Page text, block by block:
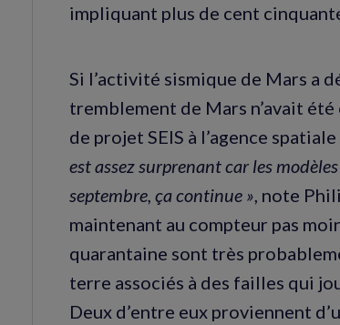
impliquant plus de cent
Si l’activité sismique de Mars a
tremblement de Mars n’avait
de projet SEIS à l’agence
est assez surprenant car les
septembre, ça continue » , note
maintenant au compteur pas
quarantaine sont très
terre associés à des failles qui
Deux d’entre eux proviennent